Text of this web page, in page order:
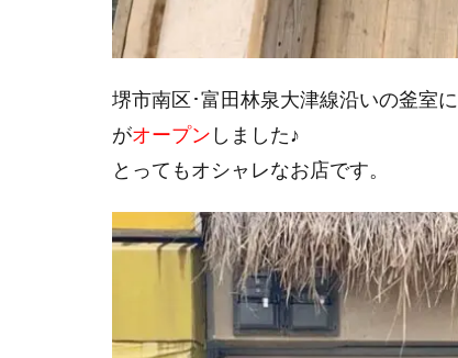
堺市南区･富田林泉大津線沿いの釜室に
がオープン しました♪
とってもオシャレなお店です。